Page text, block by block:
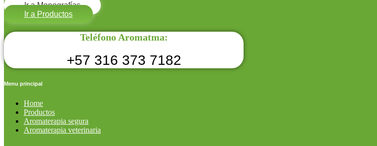
Ir a Monografías
Ir a Productos
Teléfono Aromatma:
+57 316 373 7182
Menu principal
Home
Productos
Aromaterapia segura
Aromaterapia veterinaria